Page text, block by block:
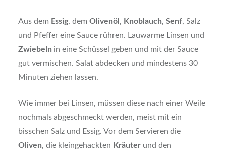
Aus dem Essig, dem Olivenöl , Knoblauch, Senf, Salz
und Pfeffer eine Sauce rühren. Lauwarme Linsen und
Zwiebeln in eine Schüssel geben und mit der Sauce
gut vermischen. Salat abdecken und mindestens 30
Minuten ziehen lassen.
Wie immer bei Linsen, müssen diese nach einer Weile
nochmals abgeschmeckt werden, meist mit ein
bisschen Salz und Essig. Vor dem Servieren die
Oliven, die kleingehackten Kräuterund den